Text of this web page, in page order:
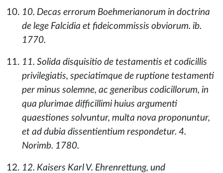
10. Decas errorum Boehmerianorum in doctrina
de lege Falcidia et fideicommissis obviorum. ib.
1770.
11. Solida disquisitio de testamentis et codicillis
privilegiatis, speciatimque de ruptione testamenti
per minus solemne, ac generibus codicillorum, in
qua plurimae difficillimi huius argumenti
quaestiones solvuntur, multa nova proponuntur,
et ad dubia dissentientium respondetur. 4.
Norimb. 1780.
12. Kaisers Karl V. Ehrenrettung, und